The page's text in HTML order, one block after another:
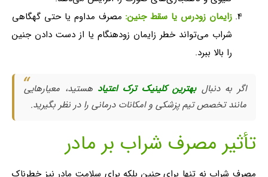
زایمان زودرس یا سقط جنین: مصرف مداوم یا حتی گهگاهی
شراب می‌تواند خطر زایمان زودهنگام یا از دست دادن جنین
را بالا ببرد.
اگر به دنبالبهترین کلینیک ترک اعتیاد هستید، معیارهایی
مانند تخصص تیم پزشکی و امکانات درمانی را در نظر بگیرید.
تأثیر مصرف شراب بر مادر
مصرف شراب نه تنها برای جنین بلکه برای سلامت مادر نیز خطرناک